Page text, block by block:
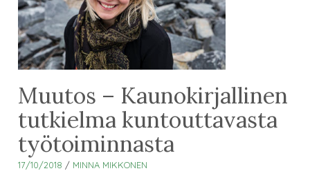
Muutos – Kaunokirjallinen
tutkielma kuntouttavasta
työtoiminnasta
17/10/2018 / MINNA MIKKONEN